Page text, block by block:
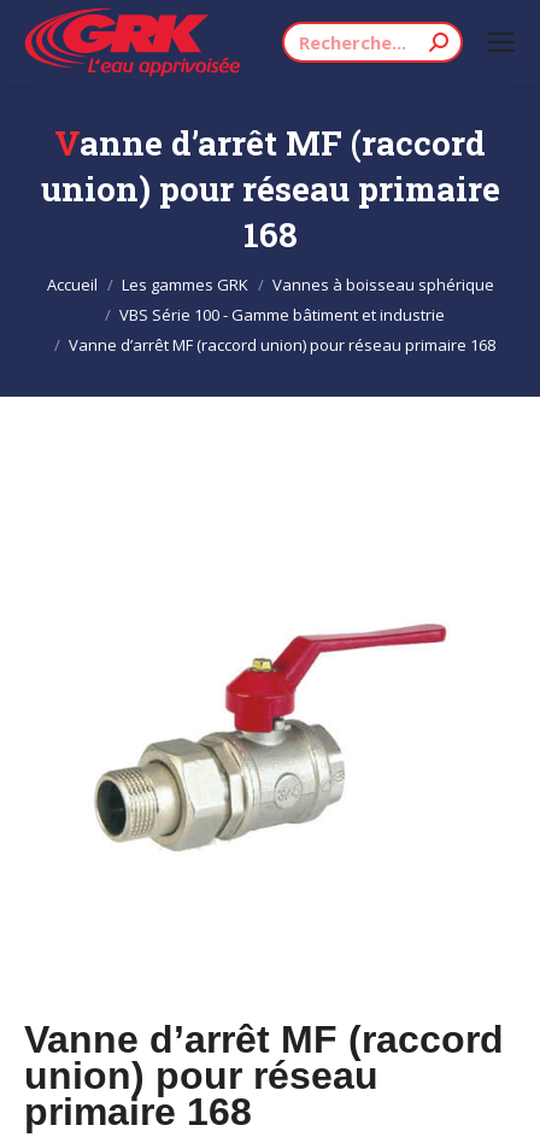
Recherche
Vanne d’arrêt MF (raccord
union) pour réseau primaire
168
Vous êtes ici :
Accueil Les gammes GRK
Vannes à boisseau sphérique
VBS Série 100 - Gamme bâtiment et industrie
Vanne d’arrêt MF (raccord union) pour réseau primaire 168
Vanne d’arrêt MF (raccord
union) pour réseau
primaire 168